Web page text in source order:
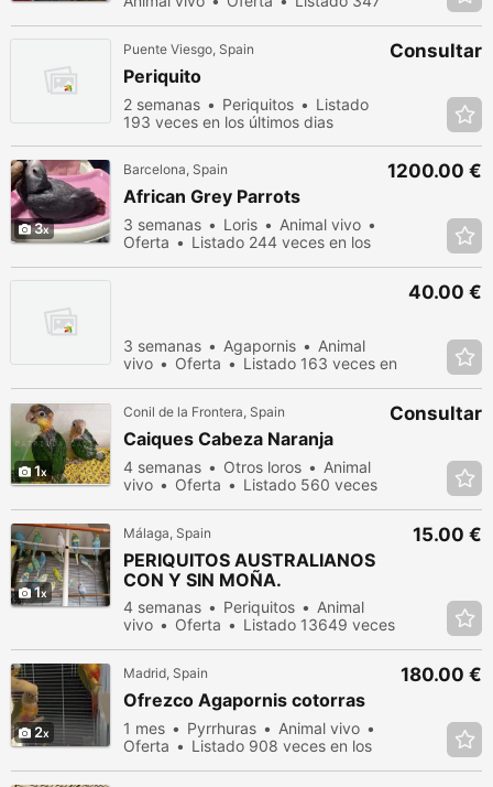
Puente Viesgo, Spain
Periquito
2 semanas Periquitos
Listado
193 veces en los últimos dias
Consultar
3
Barcelona, Spain
African Grey Parrots
3 semanas Loris
Animal vivo
Oferta
Listado 244 veces en los
1200.00 €
3 semanas Agapornis
Animal
vivo
Oferta
Listado 163 veces en
40.00 €
1
Conil de la Frontera, Spain
Caiques Cabeza Naranja
4 semanas Otros loros
Animal
vivo
Oferta
Listado 560 veces
Consultar
1
Málaga, Spain
PERIQUITOS AUSTRALIANOS
CON Y SIN MOÑA.
4 semanas Periquitos
Animal
vivo
Oferta
Listado 13649 veces
15.00 €
2
Madrid, Spain
Ofrezco Agapornis cotorras
1 mes Pyrrhuras
Animal vivo
Oferta
Listado 908 veces en los
180.00 €